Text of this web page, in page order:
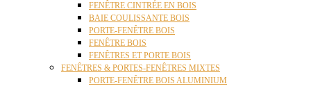
FENÊTRE CINTRÉE EN BOIS
BAIE COULISSANTE BOIS
PORTE-FENÊTRE BOIS
FENÊTRE BOIS
FENÊTRES ET PORTE BOIS
FENÊTRES & PORTES-FENÊTRES MIXTES
PORTE-FENÊTRE BOIS ALUMINIUM